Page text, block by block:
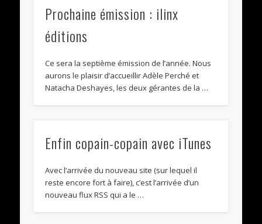
Prochaine émission : ilinx
éditions
Ce sera la septième émission de l’année. Nous
aurons le plaisir d’accueillir Adèle Perché et
Natacha Deshayes, les deux gérantes de la …
Enfin copain-copain avec iTunes
Avec l’arrivée du nouveau site (sur lequel il
reste encore fort à faire), c’est l’arrivée d’un
nouveau flux RSS qui a le …